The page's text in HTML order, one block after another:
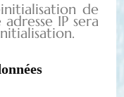
de
IP sera